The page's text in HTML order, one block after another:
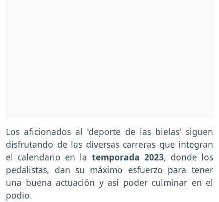
Los aficionados al 'deporte de las bielas' siguen
disfrutando de las diversas carreras que integran
el calendario en la temporada 2023, donde los
pedalistas, dan su máximo esfuerzo para tener
una buena actuación y así poder culminar en el
podio.